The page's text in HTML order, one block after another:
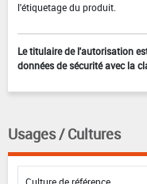
l'étiquetage du produit.
Le titulaire de l'autorisation
données de sécurité avec la
Usages / Cultures